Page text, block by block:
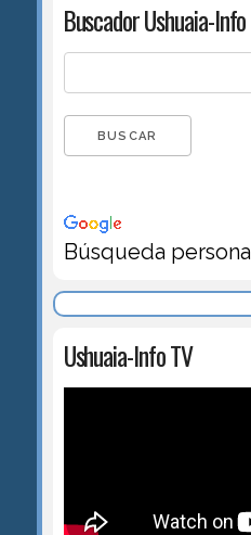
Buscador Ushuaia-Info
Búsqueda
Ushuaia-Info TV